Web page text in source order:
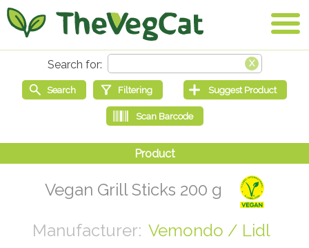
Vegan Grill Sticks 200 g
Vemondo / Lidl